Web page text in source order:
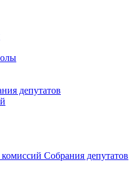
депутатов
Собрания депутатов